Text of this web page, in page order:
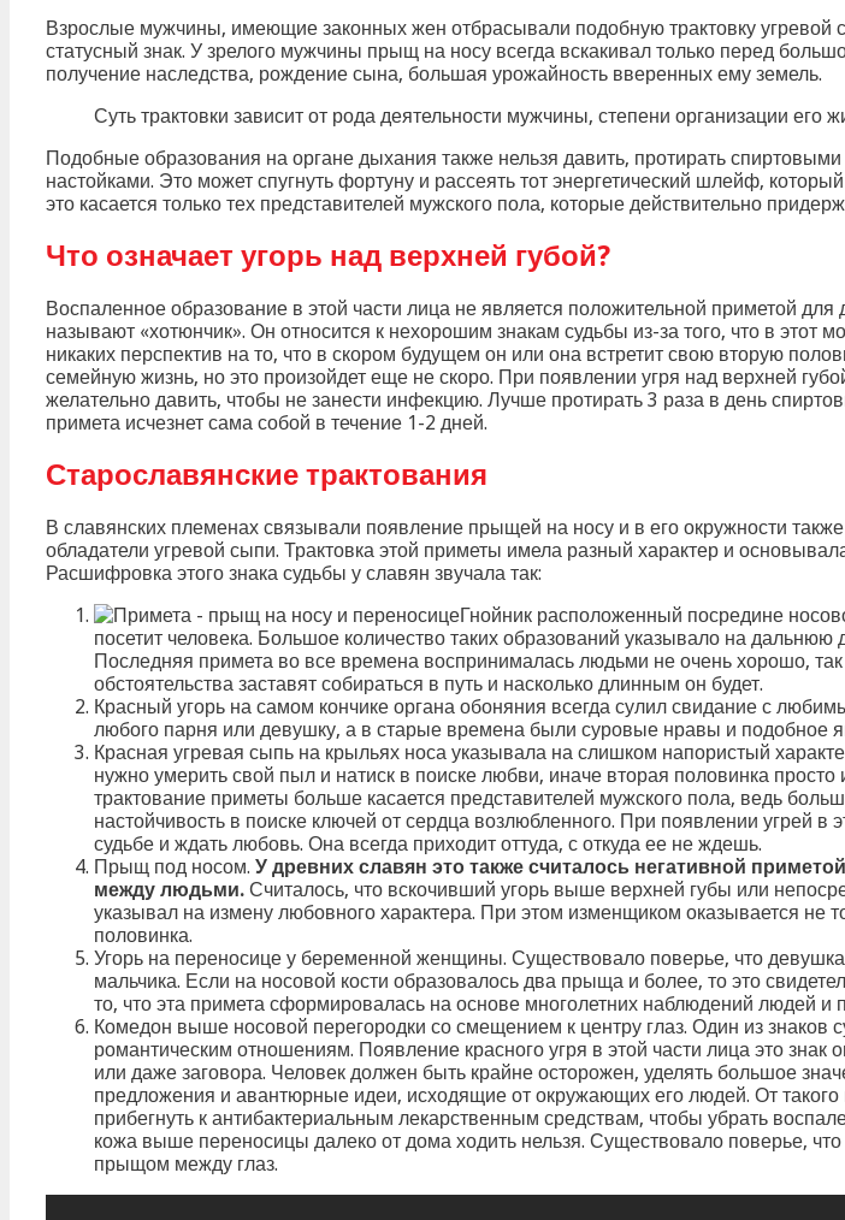
Взрослые мужчины, имеющие законных жен отбрасывали подобную трактовку
статусный знак. У зрелого мужчины прыщ на носу всегда вскакивал только перед
получение наследства, рождение сына, большая урожайность вверенных ему земель.
Суть трактовки зависит от рода деятельности мужчины, степени организации его
Подобные образования на органе дыхания также нельзя давить, протирать
настойками. Это может спугнуть фортуну и рассеять тот энергетический шлейф,
это касается только тех представителей мужского пола, которые действительно
Что означает угорь над верхней губой?
Воспаленное образование в этой части лица не является положительной приметой
называют «хотюнчик». Он относится к нехорошим знакам судьбы из-за того, что в этот
никаких перспектив на то, что в скором будущем он или она встретит свою вторую
семейную жизнь, но это произойдет еще не скоро. При появлении угря над верхней
желательно давить, чтобы не занести инфекцию. Лучше протирать 3 раза в день
примета исчезнет сама собой в течение 1-2 дней.
Старославянские трактования
В славянских племенах связывали появление прыщей на носу и в его окружности
обладатели угревой сыпи. Трактовка этой приметы имела разный характер и
Расшифровка этого знака судьбы у славян звучала так:
Гнойник расположенный посредине
посетит человека. Большое количество таких образований указывало на
Последняя примета во все времена воспринималась людьми не очень хорошо,
обстоятельства заставят собираться в путь и насколько длинным он будет.
Красный угорь на самом кончике органа обоняния всегда сулил свидание с
любого парня или девушку, а в старые времена были суровые нравы и подобное
Красная угревая сыпь на крыльях носа указывала на слишком напористый
нужно умерить свой пыл и натиск в поиске любви, иначе вторая половинка просто
трактование приметы больше касается представителей мужского пола, ведь
настойчивость в поиске ключей от сердца возлюбленного. При появлении угрей в
судьбе и ждать любовь. Она всегда приходит оттуда, с откуда ее не ждешь.
Прыщ под носом. У древних славян это также считалось негативной
между людьми. Считалось, что вскочивший угорь выше верхней губы или
указывал на измену любовного характера. При этом изменщиком оказывается не
половинка.
Угорь на переносице у беременной женщины. Существовало поверье, что
мальчика. Если на носовой кости образовалось два прыща и более, то это
то, что эта примета сформировалась на основе многолетних наблюдений людей и
Комедон выше носовой перегородки со смещением к центру глаз. Один из знаков
романтическим отношениям. Появление красного угря в этой части лица это знак
или даже заговора. Человек должен быть крайне осторожен, уделять большое
предложения и авантюрные идеи, исходящие от окружающих его людей. От
прибегнуть к антибактериальным лекарственным средствам, чтобы убрать
кожа выше переносицы далеко от дома ходить нельзя. Существовало поверье, что
прыщом между глаз.